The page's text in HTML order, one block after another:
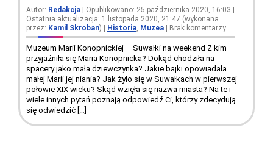
Autor: Redakcja | Opublikowano: 25 października 2020, 16:03 |
Ostatnia aktualizacja: 1 listopada 2020, 21:47 (wykonana
przez: Kamil Skroban) | Historia Muzea | Brak komentarzy
Muzeum Marii Konopnickiej – Suwałki na weekend Z kim
przyjaźniła się Maria Konopnicka? Dokąd chodziła na
spacery jako mała dziewczynka? Jakie bajki opowiadała
małej Marii jej niania? Jak żyło się w Suwałkach w pierwszej
połowie XIX wieku? Skąd wzięła się nazwa miasta? Na te i
wiele innych pytań poznają odpowiedź Ci, którzy zdecydują
się odwiedzić […]